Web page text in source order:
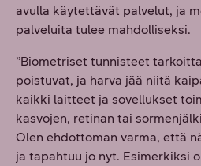
avulla käytettävät palvelut, ja
palveluita tulee mahdolliseksi.
”Biometriset tunnisteet
poistuvat, ja harva jää niitä
kaikki laitteet ja sovellukset
kasvojen, retinan tai
Olen ehdottoman varma, että
ja tapahtuu jo nyt. Esimerkiksi